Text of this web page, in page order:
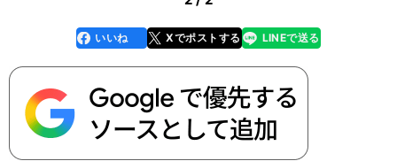
faceboo
k
いいね Xでポストする
line LINEで送る